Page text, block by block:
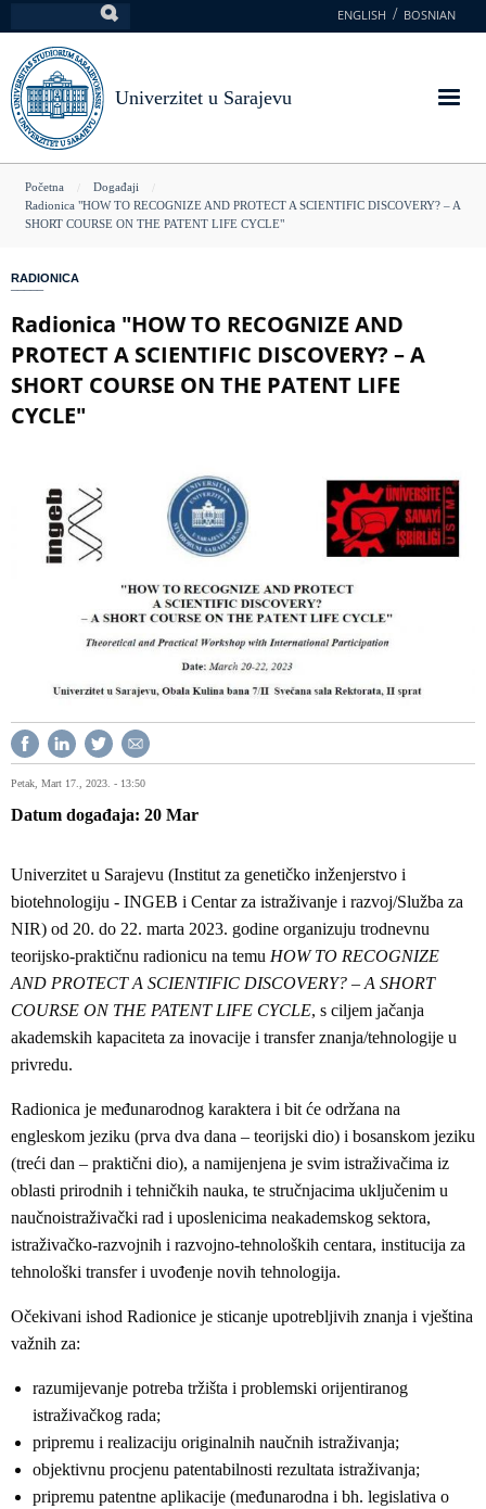
na
glavni
sadržaj
ENGLISH BOSNIAN
Univerzitet u Sarajevu
You
are
Početna
Događaji
Radionica "HOW TO RECOGNIZE AND PROTECT A SCIENTIFIC DISCOVERY? – A
SHORT COURSE ON THE PATENT LIFE CYCLE"
RADIONICA
Radionica "HOW TO RECOGNIZE AND
PROTECT A SCIENTIFIC DISCOVERY? – A
SHORT COURSE ON THE PATENT LIFE
CYCLE"
Petak, Mart 17., 2023. - 13:50
Datum događaja 20 Mar
Univerzitet u Sarajevu (Institut za genetičko inženjerstvo i
biotehnologiju - INGEB i Centar za istraživanje i razvoj/Služba za
NIR) od 20. do 22. marta 2023. godine organizuju trodnevnu
teorijsko-praktičnu radionicu na temu HOW TO RECOGNIZE
AND PROTECT A SCIENTIFIC DISCOVERY? – A SHORT
COURSE ON THE PATENT LIFE CYCLE, s ciljem jačanja
akademskih kapaciteta za inovacije i transfer znanja/tehnologije u
privredu.
Radionica je međunarodnog karaktera i bit će održana na
engleskom jeziku (prva dva dana – teorijski dio) i bosanskom jeziku
(treći dan – praktični dio), a namijenjena je svim istraživačima iz
oblasti prirodnih i tehničkih nauka, te stručnjacima uključenim u
naučnoistraživački rad i uposlenicima neakademskog sektora,
istraživačko-razvojnih i razvojno-tehnoloških centara, institucija za
tehnološki transfer i uvođenje novih tehnologija.
Očekivani ishod Radionice je sticanje upotrebljivih znanja i vještina
važnih za:
razumijevanje potreba tržišta i problemski orijentiranog
istraživačkog rada;
pripremu i realizaciju originalnih naučnih istraživanja;
objektivnu procjenu patentabilnosti rezultata istraživanja;
pripremu patentne aplikacije (međunarodna i bh. legislativa o